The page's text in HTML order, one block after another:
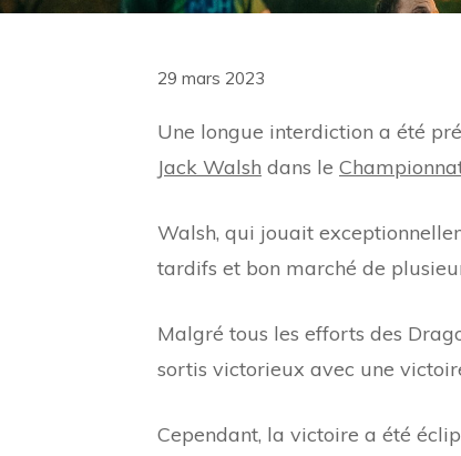
29 mars 2023
Une longue interdiction a été
Jack Walsh dans le
Walsh, qui jouait
tardifs et bon marché de
Malgré tous les efforts des
sortis victorieux avec une
Cependant, la victoire a été